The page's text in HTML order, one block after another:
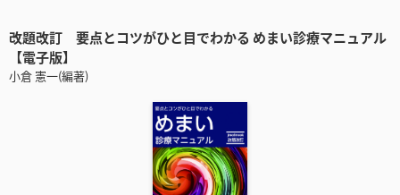
改題改訂 要点とコツがひと目でわかる めまい診療マニュアル
【電子版】
小倉 憲一(編著)